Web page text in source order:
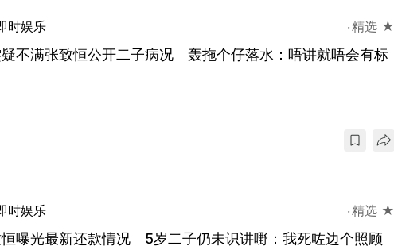
时娱乐 精选 ★
不满张致恒公开二子病况 轰拖个仔落水：唔讲就唔会有标
时娱乐 精选 ★
曝光最新还款情况 5岁二子仍未识讲嘢：我死咗边个照顾